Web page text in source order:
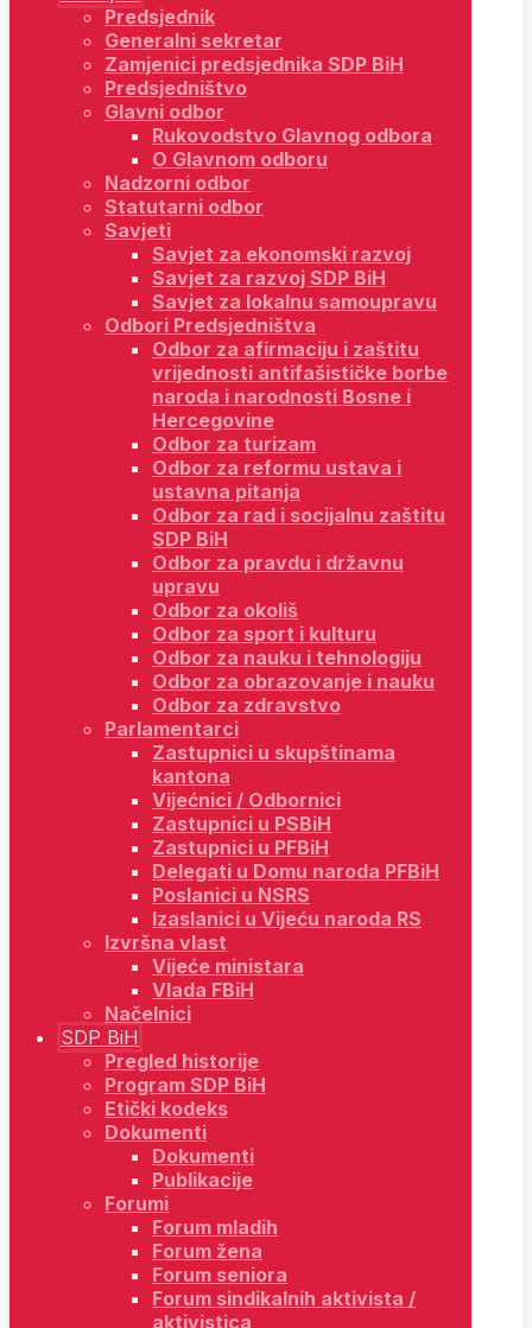
Predsjednik
Generalni sekretar
Zamjenici predsjednika SDP BiH
Predsjedništvo
Glavni odbor
Rukovodstvo Glavnog odbora
O Glavnom odboru
Nadzorni odbor
Statutarni odbor
Savjeti
Savjet za ekonomski razvoj
Savjet za razvoj SDP BiH
Savjet za lokalnu samoupravu
Odbori Predsjedništva
Odbor za afirmaciju i zaštitu
vrijednosti antifašističke borbe
naroda i narodnosti Bosne i
Hercegovine
Odbor za turizam
Odbor za reformu ustava i
ustavna pitanja
Odbor za rad i socijalnu zaštitu
SDP BiH
Odbor za pravdu i državnu
upravu
Odbor za okoliš
Odbor za sport i kulturu
Odbor za nauku i tehnologiju
Odbor za obrazovanje i nauku
Odbor za zdravstvo
Parlamentarci
Zastupnici u skupštinama
kantona
Vijećnici / Odbornici
Zastupnici u PSBiH
Zastupnici u PFBiH
Delegati u Domu naroda PFBiH
Poslanici u NSRS
Izaslanici u Vijeću naroda RS
Izvršna vlast
Vijeće ministara
Vlada FBiH
Načelnici
SDP BiH
Pregled historije
Program SDP BiH
Etički kodeks
Dokumenti
Dokumenti
Publikacije
Forumi
Forum mladih
Forum žena
Forum seniora
Forum sindikalnih aktivista /
aktivistica